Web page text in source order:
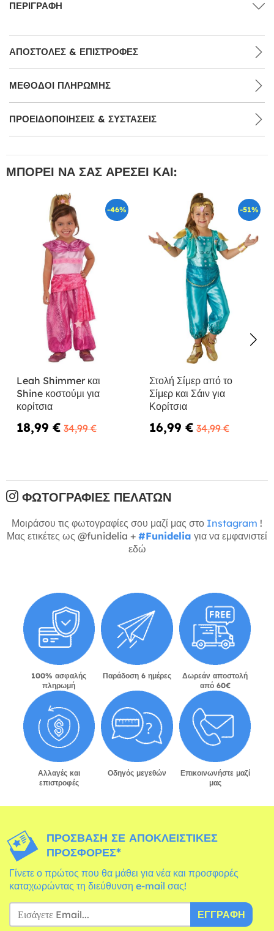
ΠΕΡΙΓΡΑΦΉ
ΑΠΟΣΤΟΛΈΣ & ΕΠΙΣΤΡΟΦΈΣ
ΜΕΘΌΔΟΙ ΠΛΗΡΩΜΉΣ
ΠΡΟΕΙΔΟΠΟΙΉΣΕΙΣ & ΣΥΣΤΆΣΕΙΣ
ΜΠΟΡΕΊ ΝΑ ΣΑΣ ΑΡΈΣΕΙ ΚΑΙ:
-46%
Leah Shimmer και
Shine κοστούμι για
κορίτσια
18,99 € 34,99 €
-51%
Στολή Σίμερ από το
Σίμερ και Σάιν για
Κορίτσια
16,99 € 34,99 €
ΦΩΤΟΓΡΑΦΊΕΣ ΠΕΛΑΤΏΝ
Μοιράσου τις φωτογραφίες σου μαζί μας στο Instagram !
Μας ετικέτες ως @funidelia + #Funidelia για να εμφανιστεί
εδώ
100% ασφαλής
πληρωμή
Παράδοση 6 ημέρες
Δωρεάν αποστολή
από 60€
Αλλαγές και
επιστροφές
Οδηγός μεγεθών
Επικοινωνήστε μαζί
μας
ΠΡΌΣΒΑΣΗ ΣΕ ΑΠΟΚΛΕΙΣΤΙΚΈΣ
ΠΡΟΣΦΟΡΈΣ*
Γίνετε ο πρώτος που θα μάθει για νέα και προσφορές
καταχωρώντας τη διεύθυνση e-mail σας!
ΕΓΓΡΑΦΉ